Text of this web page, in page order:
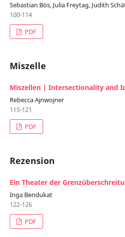
Sebastian Bös, Julia Freytag, Judith
100-114
PDF
Miszelle
Miszellen | Intersectionality and
Rebecca Ajnwojner
115-121
PDF
Rezension
Ein Theater der
Inga Bendukat
122-126
PDF